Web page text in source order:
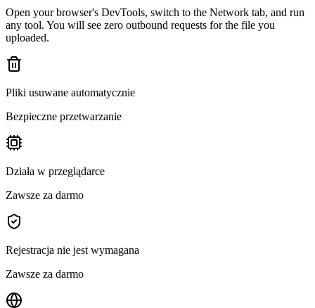
Open your browser's DevTools, switch to the Network tab, and run
any tool. You will see zero outbound requests for the file you
uploaded.
Pliki usuwane automatycznie
Bezpieczne przetwarzanie
Działa w przeglądarce
Zawsze za darmo
Rejestracja nie jest wymagana
Zawsze za darmo